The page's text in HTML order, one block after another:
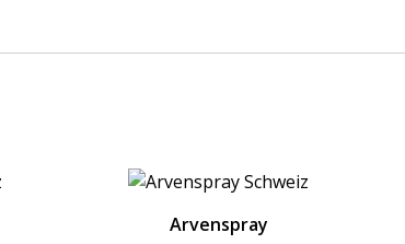
Arvenspray